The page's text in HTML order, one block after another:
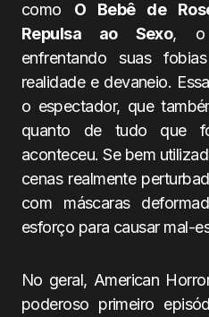
como O Bebê de
Repulsa ao Sexo, o
enfrentando suas
realidade e devaneio.
o espectador, que
quanto de tudo que
aconteceu. Se bem
cenas realmente
com máscaras
esforço para causar mal-
No geral, American
poderoso primeiro